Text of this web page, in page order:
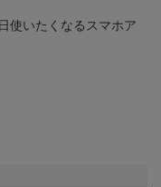
使いたくなるスマホア